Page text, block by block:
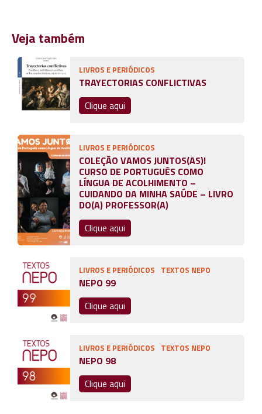
Veja também
LIVROS E PERIÓDICOS
TRAYECTORIAS CONFLICTIVAS
Clique aqui
LIVROS E PERIÓDICOS
COLEÇÃO VAMOS JUNTOS(AS)!
CURSO DE PORTUGUÊS COMO
LÍNGUA DE ACOLHIMENTO –
CUIDANDO DA MINHA SAÚDE – LIVRO
DO(A) PROFESSOR(A)
Clique aqui
LIVROS E PERIÓDICOS TEXTOS NEPO
NEPO 99
Clique aqui
LIVROS E PERIÓDICOS TEXTOS NEPO
NEPO 98
Clique aqui